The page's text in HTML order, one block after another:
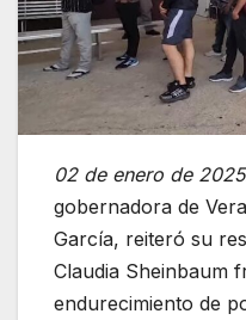
02 de enero de
gobernadora de
García, reiteró su
Claudia Sheinbaum
endurecimiento de